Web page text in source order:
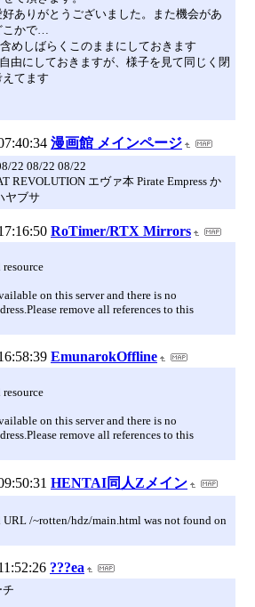
ありがとうございました。また機会があ
かで…
めしばらくこのままにしておきます
由にしておきますが、様子を見て同じく閉
てます
漫画館 メインページ
22 08/22 08/22
REVOLUTION エヴァ本 Pirate Empress か
ヤブサ
RoTimer/RTX Mirrors
resource
on this server and there is no
remove all references to this
EmunarokOffline
resource
on this server and there is no
remove all references to this
HENTAI同人Zメイン
URL /~rotten/hdz/main.html was not found on
???ea
チ